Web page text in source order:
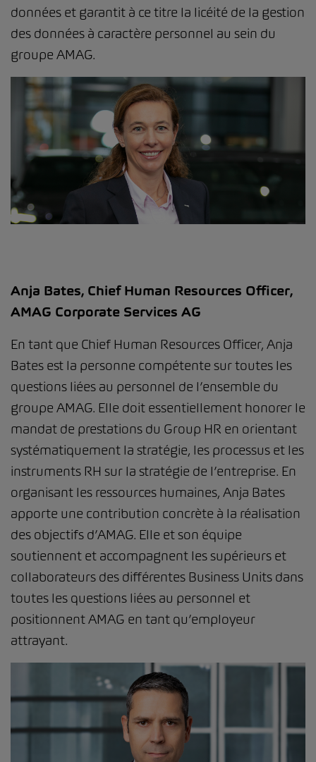
données et garantit à ce titre la licéité de la gestion
des données à caractère personnel au sein du
groupe AMAG.
Anja Bates, Chief Human Resources Officer,
AMAG Corporate Services AG
En tant que Chief Human Resources Officer, Anja
Bates est la personne compétente sur toutes les
questions liées au personnel de l’ensemble du
groupe AMAG. Elle doit essentiellement honorer le
mandat de prestations du Group HR en orientant
systématiquement la stratégie, les processus et les
instruments RH sur la stratégie de l’entreprise. En
organisant les ressources humaines, Anja Bates
apporte une contribution concrète à la réalisation
des objectifs d’AMAG. Elle et son équipe
soutiennent et accompagnent les supérieurs et
collaborateurs des différentes Business Units dans
toutes les questions liées au personnel et
positionnent AMAG en tant qu’employeur
attrayant.